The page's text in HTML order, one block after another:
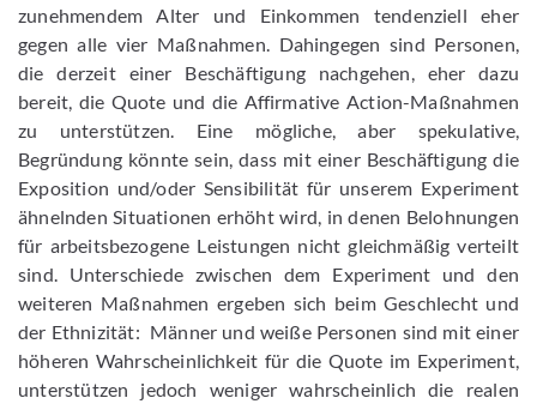
zunehmendem Alter und Einkommen tendenziell eher
gegen alle vier Maßnahmen. Dahingegen sind Personen,
die derzeit einer Beschäftigung nachgehen, eher dazu
bereit, die Quote und die Affirmative Action-Maßnahmen
zu unterstützen. Eine mögliche, aber spekulative,
Begründung könnte sein, dass mit einer Beschäftigung die
Exposition und/oder Sensibilität für unserem Experiment
ähnelnden Situationen erhöht wird, in denen Belohnungen
für arbeitsbezogene Leistungen nicht gleichmäßig verteilt
sind. Unterschiede zwischen dem Experiment und den
weiteren Maßnahmen ergeben sich beim Geschlecht und
der Ethnizität: Männer und weiße Personen sind mit einer
höheren Wahrscheinlichkeit für die Quote im Experiment,
unterstützen jedoch weniger wahrscheinlich die realen